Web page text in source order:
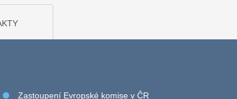
Zastoupení Evropské komise v ČR